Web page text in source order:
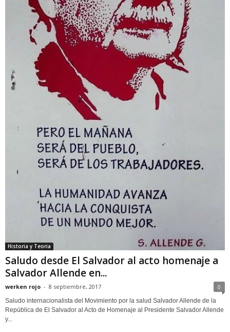
Historia y Teoria
Saludo desde El Salvador al acto homenaje a
Salvador Allende en...
werken rojo - 8 septiembre, 2017 0
Saludo internacionalista del Movimiento por la salud Salvador Allende de la
República de El Salvador al Acto de Homenaje al Presidente Salvador Allende
y...